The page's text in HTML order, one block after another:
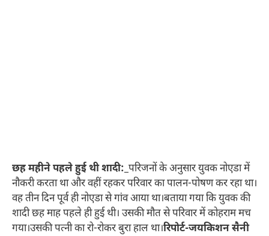
छह महीने पहले हुई थी शादी:_परिजनों के अनुसार युवक नोएडा में
नौकरी करता था और वहीं रहकर परिवार का पालन-पोषण कर रहा था।
वह तीन दिन पूर्व ही नोएडा से गांव आया था।बताया गया कि युवक की
शादी छह माह पहले ही हुई थी। उसकी मौत से परिवार में कोहराम मच
गया।उसकी पत्नी का रो-रोकर बुरा हाल था।रिपोर्ट-जयकिशन सैनी